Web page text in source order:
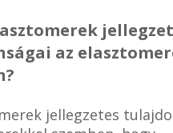
az
jellegzetes